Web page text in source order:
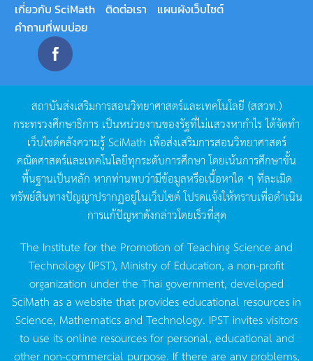
เกี่ยวกับ SciMath ติดต่อเรา
แผนผังเว็บไซต์
คำถามที่พบบ่อย
สถาบันส่งเสริมการสอนวิทยาศาสตร์และเทคโนโลยี (สสวท.)
กระทรวงศึกษาธิการ เป็นหน่วยงานของรัฐที่ไม่แสวงหากำไรได้จัดทำ
เว็บไซต์คลังความรู้SciMath เพื่อส่งเสริมการสอนวิทยาศาสตร์
คณิตศาสตร์และเทคโนโลยีทุกระดับการศึกษา โดยเน้นการศึกษาขั้น
พื้นฐานเป็นหลัก หากท่านพบว่ามีข้อมูลหรือเนื้อหาใด ๆ ที่ละเมิด
ทรัพย์สินทางปัญญาปรากฏอยู่ในเว็บไซต์โปรดแจ้งให้ทราบเพื่อดำเนิน
การแก้ปัญหาดังกล่าวโดยเร็วที่สุด
The Institute for the Promotion of Teaching Science and
Technology (IPST), Ministry of Education, a non-profit
organization under the Thai government, developed
SciMath as a website that provides educational resources in
Science, Mathematics and Technology. IPST invites visitors
to use its online resources for personal, educational and
other non-commercial purpose. If there are any problems,